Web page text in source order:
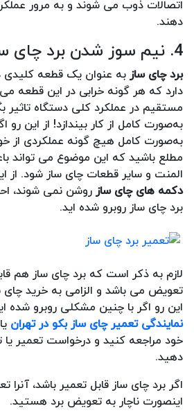
اتصالات ذوب می شوند و به مرور
دهند.
4. نیم سوز شدن برد چای ساز
برد چای سازبه عنوان یک قطعه کلیدی
دارد که هر گونه خرابی در این قطعه
مستقیم در عملکرد کلی دستگاه تاثیر
به‌صورت کامل از کار بیندازد! از این رو
به‌صورت کامل هیچ گونه عملکردی از
مطلع باشید که این موضوع می تواند
المنت و سایر قطعات چای ساز شود. از
دکمه های چای سازروشن نمی شوند،
برد چای ساز روبرو شده اید.
لازم به ذکر است که برد چای ساز هم
تعویض می باشد و الزامی به خرید
این رو اگر با چنین مشکلی روبرو شده
نمایندگی تعمیر چای ساز بکو در تهران
خود مراجعه کنید و درخواست تعمیر
دهید.
اگر برد چای ساز قابل تعمیر باشد، آنرا
اینصورت ناچار به تعویض برد هستید.